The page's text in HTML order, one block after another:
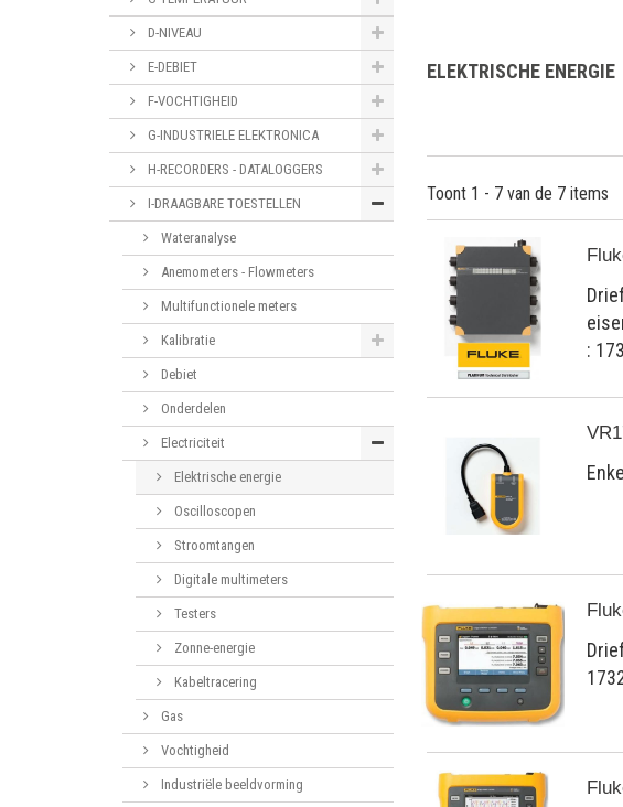
D-NIVEAU
E-DEBIET
F-VOCHTIGHEID
G-INDUSTRIELE ELEKTRONICA
H-RECORDERS - DATALOGGERS
I-DRAAGBARE TOESTELLEN
Wateranalyse
Anemometers - Flowmeters
Multifunctionele meters
Kalibratie
Debiet
Onderdelen
Electriciteit
Elektrische energie
Oscilloscopen
Stroomtangen
Digitale multimeters
Testers
Zonne-energie
Kabeltracering
Gas
Vochtigheid
Industriële beeldvorming
ELEKTRISCHE ENERGIE
Toont 1 - 7 van de 7 items
: